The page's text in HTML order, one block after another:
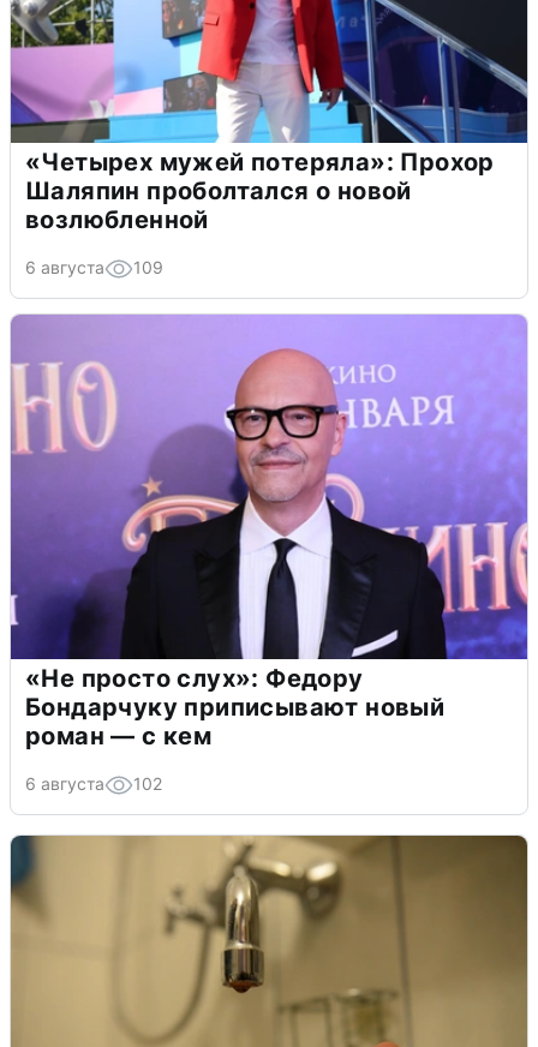
«Четырех мужей потеряла»: Прохор
Шаляпин проболтался о новой
возлюбленной
6 августа 109
«Не просто слух»: Федору
Бондарчуку приписывают новый
роман — с кем
6 августа 102